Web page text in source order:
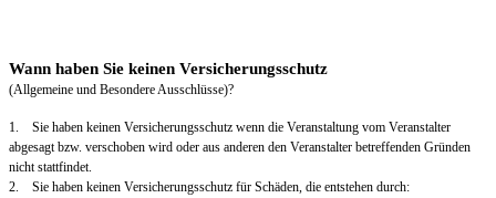
Wann haben Sie keinen Versicherungsschutz
(Allgemeine und Besondere Ausschlüsse)?
1. Sie haben keinen Versicherungsschutz wenn die Veranstaltung vom Veranstalter
abgesagt bzw. verschoben wird oder aus anderen den Veranstalter betreffenden Gründen
nicht stattfindet.
2. Sie haben keinen Versicherungsschutz für Schäden, die entstehen durch: